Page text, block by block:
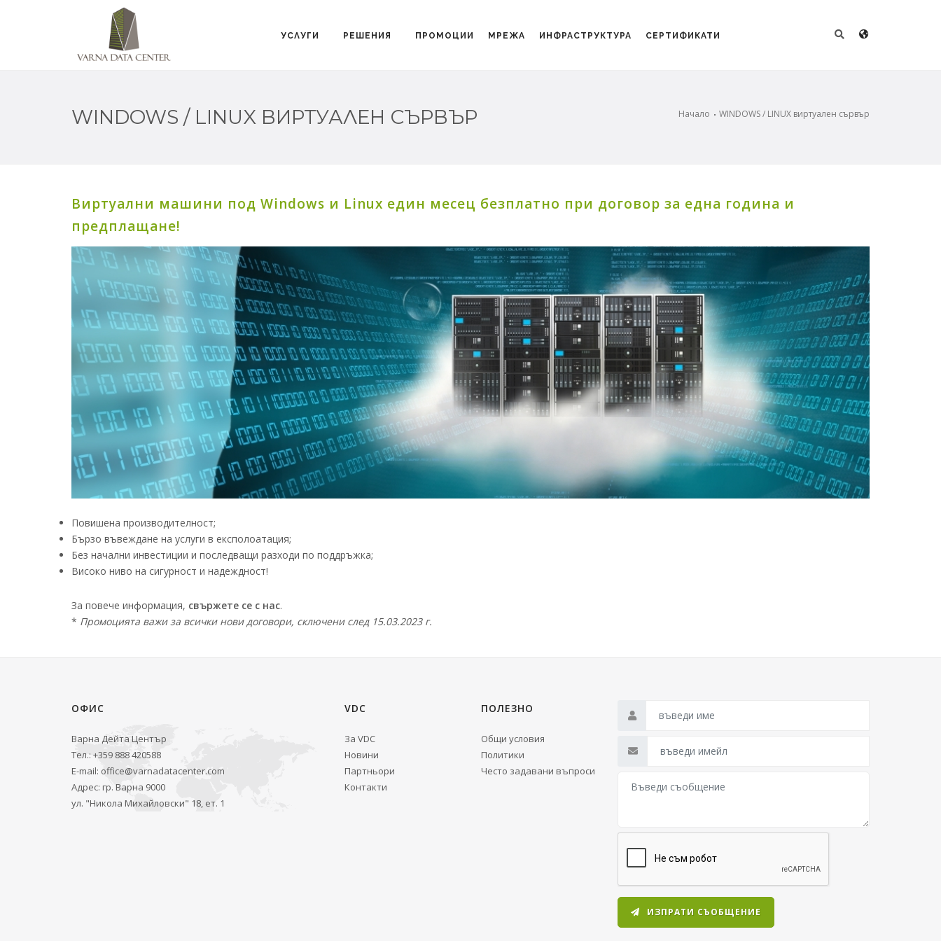
УСЛУГИ РЕШЕНИЯ ПРОМОЦИИ МРЕЖА ИНФРАСТРУКТУРА СЕРТИФИКАТИ
Начало WINDOWS / LINUX виртуален сървър
WINDOWS / LINUX ВИРТУАЛЕН СЪРВЪР
Виртуални машини под Windows и Linux един месец безплатно при договор за една година и
предплащане!
Повишена производителност;
Бързо въвеждане на услуги в експолоатация;
Без начални инвестиции и последващи разходи по поддръжка;
Високо ниво на сигурност и надеждност!
За повече информация, свържете се с нас.
* Промоцията важи за всички нови договори, сключени след 15.03.2023 г.
ОФИС
Варна Дейта Център
Тел.: +359 888 420588
E-mail: office@varnadatacenter.com
Адрес: гр. Варна 9000
ул. "Никола Михайловски" 18, ет. 1
VDC
За VDC
Новини
Партньори
Контакти
ПОЛЕЗНО
Общи условия
Политики
Често задавани въпроси
ИЗПРАТИ СЪОБЩЕНИЕ